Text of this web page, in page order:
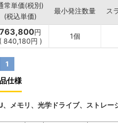
常単価(税別)
(税込単価)
最小発注数量 ス
763,800円
( 840,180円 )
1個
1
仕様
メモリ、光学ドライブ、ストレ